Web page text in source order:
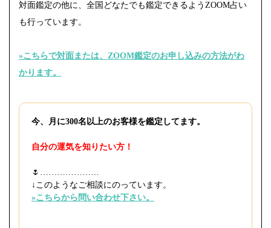
対面鑑定の他に、全国どなたでも鑑定できるようZOOM占い
も行っています。
»こちらで対面または、ZOOM鑑定のお申し込みの方法がわ
かります。
今、月に300名以上のお客様を鑑定してます。
自分の運気を知りたい方！
🌷⁡…………………
↓このようなご相談にのっています。
»こちらから問い合わせ下さい。